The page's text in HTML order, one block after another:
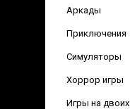
Аркады
Приключения
Симуляторы
Хоррор игры
Игры на двоих